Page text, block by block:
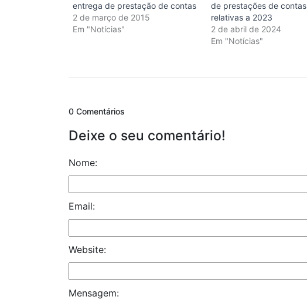
entrega de prestação de contas
2 de março de 2015
Em "Notícias"
de prestações de contas
relativas a 2023
2 de abril de 2024
Em "Notícias"
0 Comentários
Deixe o seu comentário!
Nome:
Email:
Website:
Mensagem: